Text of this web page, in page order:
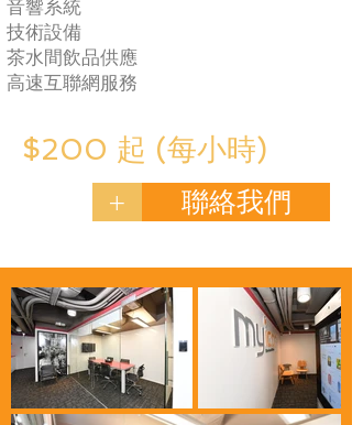
音響系統
技術設備
茶水間飲品供應
高速互聯網服務
+ 聯絡我們
$200 起 (每小時)